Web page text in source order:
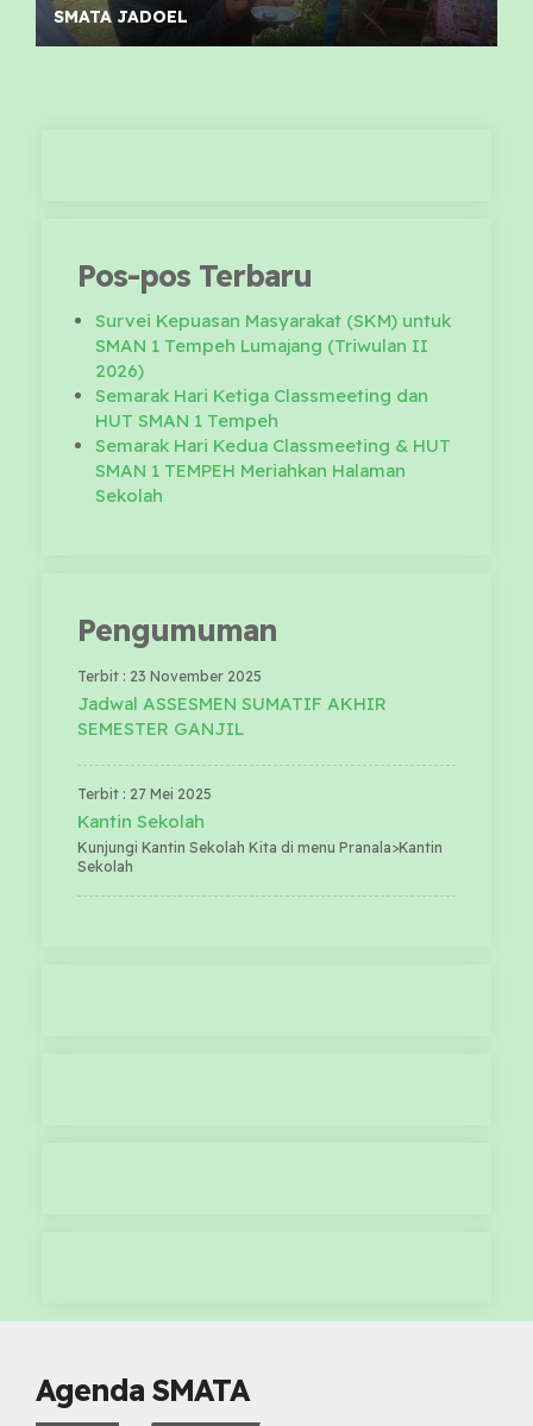
SMATA JADOEL
Pos-pos Terbaru
Survei Kepuasan Masyarakat (SKM) untuk
SMAN 1 Tempeh Lumajang (Triwulan II
2026)
Semarak Hari Ketiga Classmeeting dan
HUT SMAN 1 Tempeh
Semarak Hari Kedua Classmeeting & HUT
SMAN 1 TEMPEH Meriahkan Halaman
Sekolah
Pengumuman
Terbit : 23 November 2025
Jadwal ASSESMEN SUMATIF AKHIR
SEMESTER GANJIL
Terbit : 27 Mei 2025
Kantin Sekolah
Kunjungi Kantin Sekolah Kita di menu Pranala>Kantin
Sekolah
Agenda SMATA